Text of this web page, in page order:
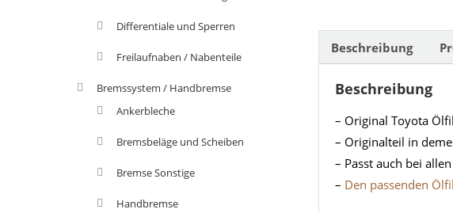
Beschreibung
Beschreibung
– Original Toyota
– Originalteil in
– Passt auch bei allen
– Den passenden
Differentiale und Sperren
Freilaufnaben / Nabenteile
Bremssystem / Handbremse
Ankerbleche
Bremsbeläge und Scheiben
Bremse Sonstige
Handbremse